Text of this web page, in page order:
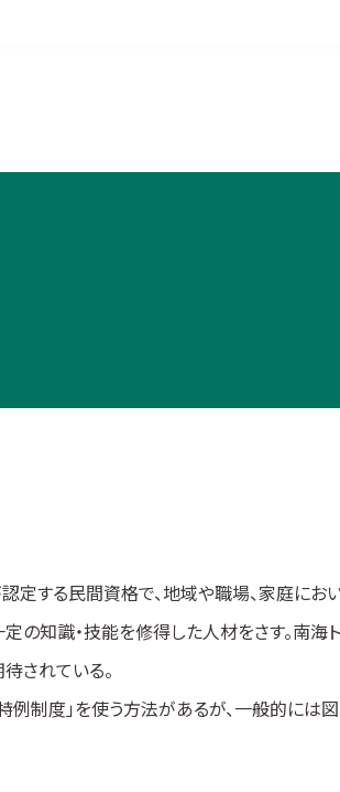
る民間資格で、地域や職場、家庭におい
の知識・技能を修得した人材をさす。南海
されている。
例制度」を使う方法があるが、一般的には